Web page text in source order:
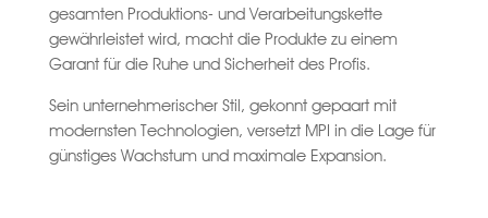
gesamten Produktions- und Verarbeitungskette
gewährleistet wird, macht die Produkte zu einem
Garant für die Ruhe und Sicherheit des Profis.
Sein unternehmerischer Stil, gekonnt gepaart mit
modernsten Technologien, versetzt MPI in die Lage für
günstiges Wachstum und maximale Expansion.